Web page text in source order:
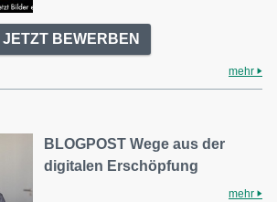
JETZT BEWERBEN
mehr
BLOGPOST Wege aus der
digitalen Erschöpfung
mehr